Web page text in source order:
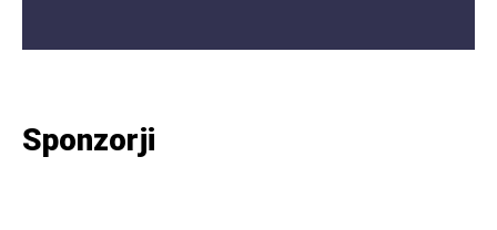
Sponzorji